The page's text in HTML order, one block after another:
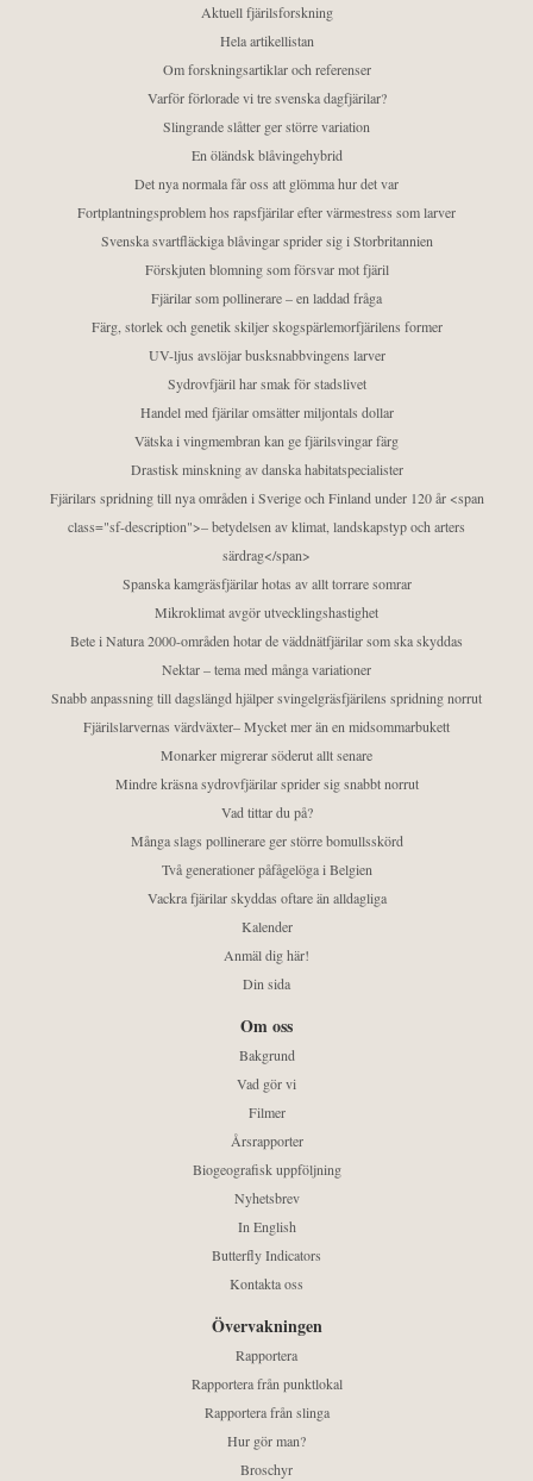
Aktuell fjärilsforskning
Hela artikellistan
Om forskningsartiklar och referenser
Varför förlorade vi tre svenska dagfjärilar?
Slingrande slåtter ger större variation
En öländsk blåvingehybrid
Det nya normala får oss att glömma hur det var
Fortplantningsproblem hos rapsfjärilar efter värmestress som larver
Svenska svartfläckiga blåvingar sprider sig i Storbritannien
Förskjuten blomning som försvar mot fjäril
Fjärilar som pollinerare – en laddad fråga
Färg, storlek och genetik skiljer skogspärlemorfjärilens former
UV-ljus avslöjar busksnabbvingens larver
Sydrovfjäril har smak för stadslivet
Handel med fjärilar omsätter miljontals dollar
Vätska i vingmembran kan ge fjärilsvingar färg
Drastisk minskning av danska habitatspecialister
Fjärilars spridning till nya områden i Sverige och Finland under 120 år <span
class="sf-description">– betydelsen av klimat, landskapstyp och arters
särdrag</span>
Spanska kamgräsfjärilar hotas av allt torrare somrar
Mikroklimat avgör utvecklingshastighet
Bete i Natura 2000-områden hotar de väddnätfjärilar som ska skyddas
Nektar – tema med många variationer
Snabb anpassning till dagslängd hjälper svingelgräsfjärilens spridning norrut
Fjärilslarvernas värdväxter– Mycket mer än en midsommarbukett
Monarker migrerar söderut allt senare
Mindre kräsna sydrovfjärilar sprider sig snabbt norrut
Vad tittar du på?
Många slags pollinerare ger större bomullsskörd
Två generationer påfågelöga i Belgien
Vackra fjärilar skyddas oftare än alldagliga
Kalender
Anmäl dig här!
Din sida
Om oss
Bakgrund
Vad gör vi
Filmer
Årsrapporter
Biogeografisk uppföljning
Nyhetsbrev
In English
Butterfly Indicators
Kontakta oss
Övervakningen
Rapportera
Rapportera från punktlokal
Rapportera från slinga
Hur gör man?
Broschyr